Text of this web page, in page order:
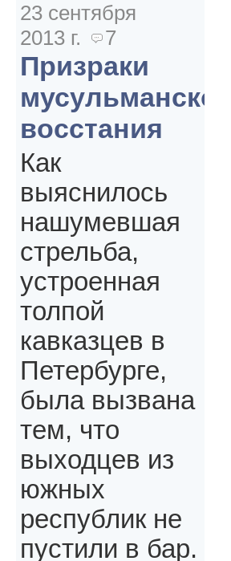
23 сентября
2013 г.
7
Призраки
мусульманского
восстания
Как
выяснилось
нашумевшая
стрельба,
устроенная
толпой
кавказцев в
Петербурге,
была вызвана
тем, что
выходцев из
южных
республик не
пустили в бар.